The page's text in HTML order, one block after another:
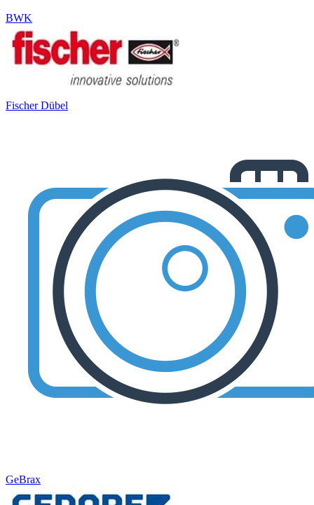
BWK
Fischer Dübel
GeBrax